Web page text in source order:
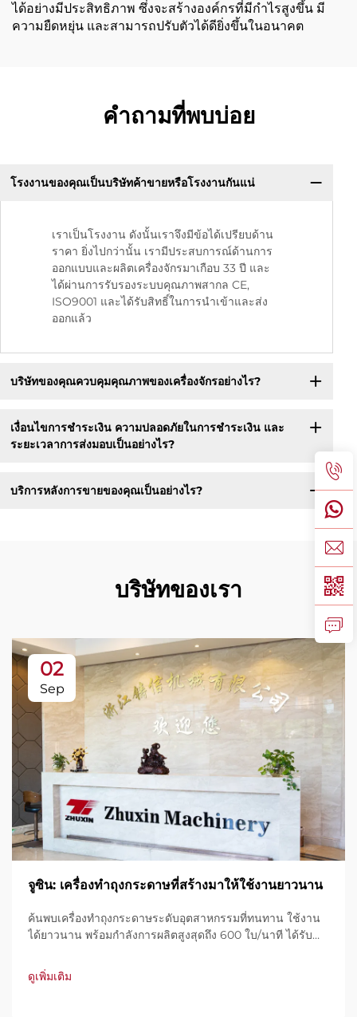
ได้อย่างมีประสิทธิภาพ ซึ่งจะสร้างองค์กรที่มีกำไรสูงขึ้น มี
ความยืดหยุ่น และสามารถปรับตัวได้ดียิ่งขึ้นในอนาคต
คำถามที่พบบ่อย
โรงงานของคุณเป็นบริษัทค้าขายหรือโรงงานกันแน่
เราเป็นโรงงาน ดังนั้นเราจึงมีข้อได้เปรียบด้าน
ราคา ยิ่งไปกว่านั้น เรามีประสบการณ์ด้านการ
ออกแบบและผลิตเครื่องจักรมาเกือบ 33 ปี และ
ได้ผ่านการรับรองระบบคุณภาพสากล CE,
ISO9001 และได้รับสิทธิ์ในการนำเข้าและส่ง
ออกแล้ว
บริษัทของคุณควบคุมคุณภาพของเครื่องจักรอย่างไร?
เงื่อนไขการชำระเงิน ความปลอดภัยในการชำระเงิน และ
ระยะเวลาการส่งมอบเป็นอย่างไร?
บริการหลังการขายของคุณเป็นอย่างไร?
บริษัทของเรา
02
Sep
จูซิน: เครื่องทำถุงกระดาษที่สร้างมาให้ใช้งานยาวนาน
ค้นพบเครื่องทำถุงกระดาษระดับอุตสาหกรรมที่ทนทาน ใช้งาน
ได้ยาวนาน พร้อมกำลังการผลิตสูงสุดถึง 600 ใบ/นาที ได้รับ
และการหยุดทำงานน้อยที่สุด รับการสนับสนุนจากผู้เชี่ยวชาญ
และบริการที่รวดเร็ว ขอใบเสนอราคาได้ทันที
ดูเพิ่มเติม